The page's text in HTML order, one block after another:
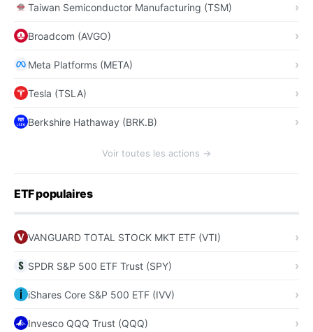
Taiwan Semiconductor Manufacturing (TSM)
Broadcom (AVGO)
Meta Platforms (META)
Tesla (TSLA)
Berkshire Hathaway (BRK.B)
Voir toutes les actions →
ETF populaires
VANGUARD TOTAL STOCK MKT ETF (VTI)
SPDR S&P 500 ETF Trust (SPY)
iShares Core S&P 500 ETF (IVV)
Invesco QQQ Trust (QQQ)